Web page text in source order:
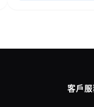
客戶